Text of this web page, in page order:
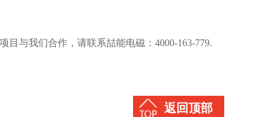
与我们合作，请联系喆能电磁：4000-163-779.
返回顶部